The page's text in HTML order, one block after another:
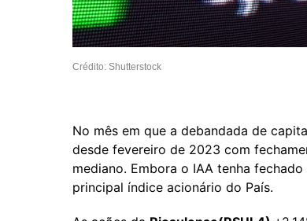
Crédito: Shutterstock
No mês em que a debandada de
desde fevereiro de 2023 com
mediano. Embora o IAA tenha
principal índice acionário do País.